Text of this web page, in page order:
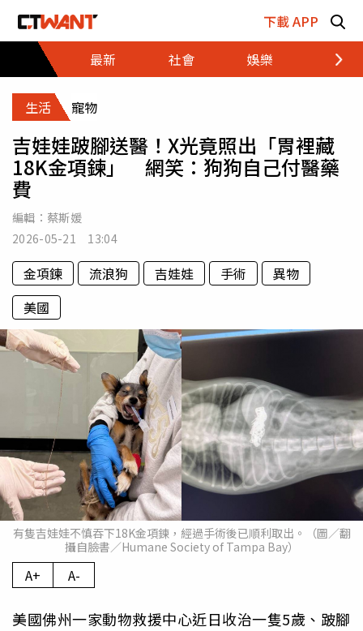
下載 APP
最新
社會 娛樂 財經
生活 寵物
吉娃娃跛腳送醫！X光竟照出「胃裡藏
18K金項鍊」 網笑：狗狗自己付醫藥
費
編輯： 蔡斯媛
2026-05-21 13:04
金項鍊 流浪狗 吉娃娃 手術
異物
美國
有隻吉娃娃不慎吞下18K金項鍊，經過手術後已順利取出。（圖／翻
攝自臉書／Humane Society of Tampa Bay）
A+ A-
美國佛州一家動物救援中心近日收治一隻5歲、跛腳